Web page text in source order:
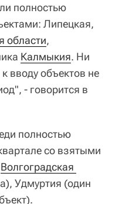
полностью
Липецкая,
области,
Калмыкия. Ни
вводу объектов не
- говорится в
полностью
со взятыми
Волгоградская
Удмуртия (один